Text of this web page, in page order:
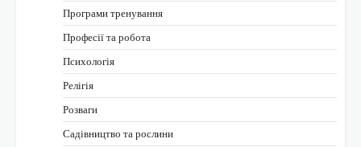
Програми тренування
Професії та робота
Психологія
Релігія
Розваги
Садівництво та рослини